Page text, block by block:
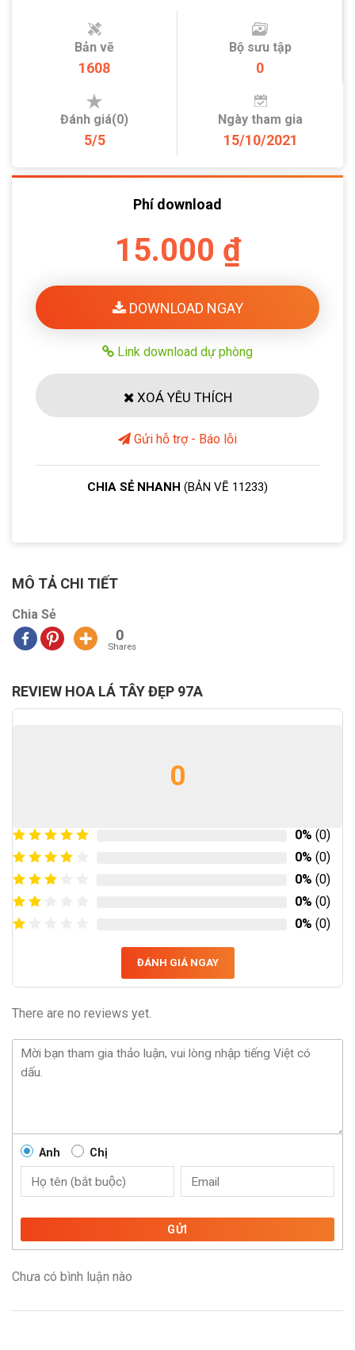
Bản vẽ
1608
Bộ sưu tập
0
Đánh giá(0)
5/5
Ngày tham gia
15/10/2021
Phí download
15.000 ₫
DOWNLOAD NGAY
Link download dự phòng
XOÁ YÊU THÍCH
Gửi hỗ trợ - Báo lỗi
CHIA SẺ NHANH (BẢN VẼ 11233)
MÔ TẢ CHI TIẾT
Chia Sẻ
0
Shares
REVIEW HOA LÁ TÂY ĐẸP 97A
0
0% (0)
0% (0)
0% (0)
0% (0)
0% (0)
ĐÁNH GIÁ NGAY
There are no reviews yet.
Anh Chị
GỬI
Chưa có bình luận nào